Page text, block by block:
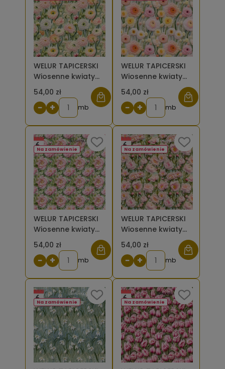
WELUR TAPICERSKI
Wiosenne kwiaty
haft piwonie 2 [6]
54,00 zł
− + mb
WELUR TAPICERSKI
Wiosenne kwiaty
haft piwonie
pastelowe [6]
54,00 zł
− + mb
WELUR TAPICERSKI
Wiosenne kwiaty
haft piwonie
różowe [6]
54,00 zł
Na zamówienie
− + mb
WELUR TAPICERSKI
Wiosenne kwiaty
haft piwonie
różowe 2 [6]
54,00 zł
Na zamówienie
− + mb
Na zamówienie Na zamówienie